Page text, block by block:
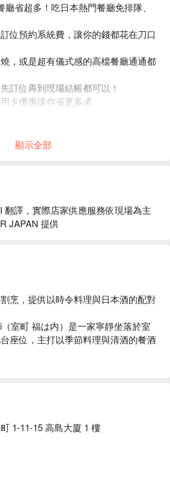
省超多！吃日本熱門餐廳免排隊、
位預約系統費，讓你的錢都花在刀口
，或是超有儀式感的高檔餐廳通通都
訂位再到現場結帳都可以！
卡優惠讓你省更多💰
顯示全部
翻譯，實際店家供應服務依現場為主
JAPAN 提供
烹，提供以時令料理與日本酒的配對
室町 福は内）是一家寧靜坐落於室
座位，主打以季節料理與清酒的餐酒
離欣賞主廚手藝，極適合商務宴客或
。 1-11-15 高島大廈 1 樓